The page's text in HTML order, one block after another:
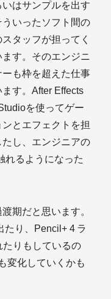
はサンプルを出す
いったソフト間の
タッフが担ってく
す。そのエンジニ
も枠を超えた仕事
す。After Effects
を使ってゲー
とエフェクトを担
し、エンジニアの
れるようになった
期だと思います。
たり、Pencil+ 4 ラ
たりもしているの
変化していくかも